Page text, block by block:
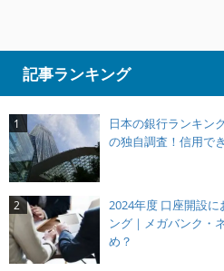
記事ランキング
1
日本の銀行ランキン
の独自調査！信用で
2
2024年度 口座開設
ング｜メガバンク・
め？